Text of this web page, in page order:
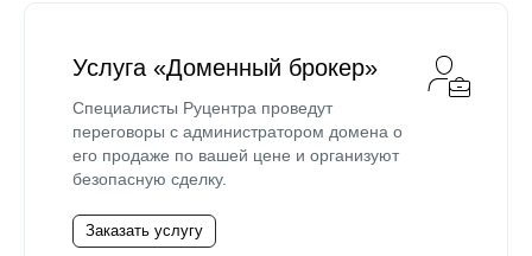
Услуга «Доменный брокер»
Специалисты Руцентра проведут
переговоры с администратором домена о
его продаже по вашей цене и организуют
безопасную сделку.
Заказать услугу